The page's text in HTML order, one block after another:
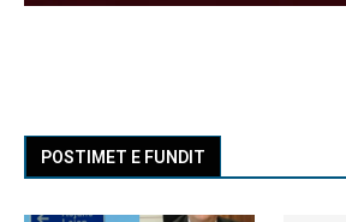
POSTIMET E FUNDIT